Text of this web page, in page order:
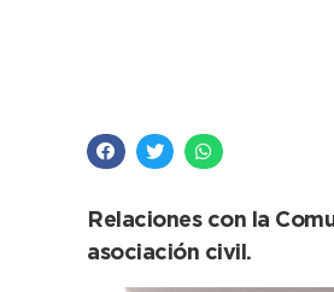
Relaciones con la
asociación civil.